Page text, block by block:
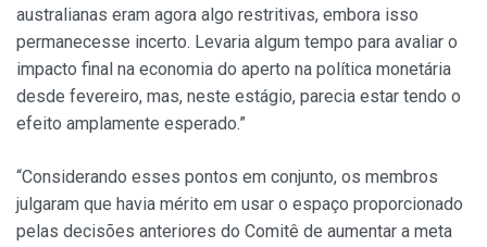
australianas eram agora algo restritivas, embora isso
permanecesse incerto. Levaria algum tempo para avaliar o
impacto final na economia do aperto na política monetária
desde fevereiro, mas, neste estágio, parecia estar tendo o
efeito amplamente esperado.”
“Considerando esses pontos em conjunto, os membros
julgaram que havia mérito em usar o espaço proporcionado
pelas decisões anteriores do Comitê de aumentar a meta